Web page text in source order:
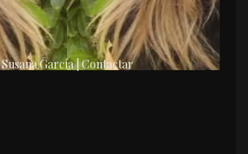
Susana García | Contactar